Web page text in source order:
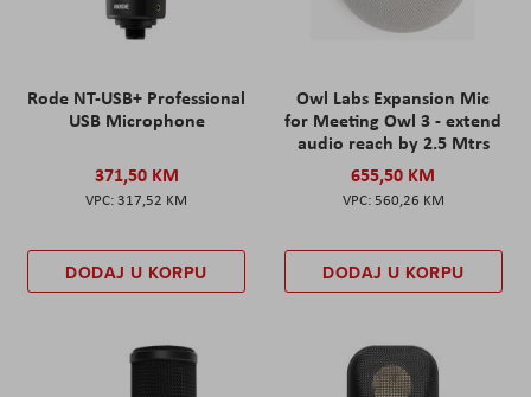
Rode NT-USB+ Professional
USB Microphone
371,50 KM
317,52 KM
DODAJ U KORPU
Owl Labs Expansion Mic
for Meeting Owl 3 - extend
audio reach by 2.5 Mtrs
655,50 KM
560,26 KM
DODAJ U KORPU